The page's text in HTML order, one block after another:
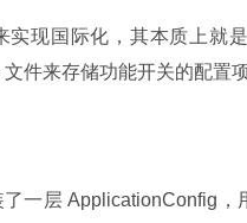
实现国际化，其本质上就
件来存储功能开关的配置
一层 ApplicationConfig